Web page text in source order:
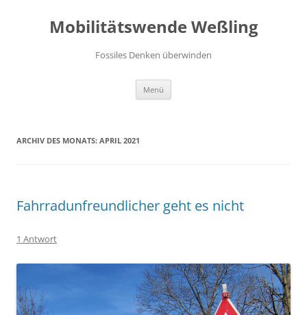
springenMobilitätswende Weßling
Fossiles Denken überwinden
Menü
ARCHIV DES MONATS: APRIL 2021
Fahrradunfreundlicher geht es nicht
1 Antwort